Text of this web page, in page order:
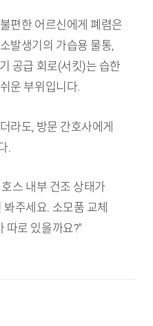
편한 어르신에게 폐렴은
발생기의 가습용 물통,
공급 회로(서킷)는 습한
운 부위입니다.
라도, 방문 간호사에게
.
스 내부 건조 상태가
주세요. 소모품 교체
따로 있을까요?"